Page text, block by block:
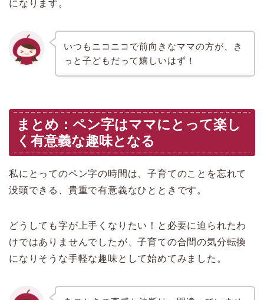
になります。
いつもニコニコで前向きなママの方が、き
っと子どもだって嬉しいはず！
まとめ：ペン字はママにとって楽し
く有意義な趣味となる
私にとってのペン字の時間は、子育てのことを忘れて
没頭できる、貴重で有意義なひとときです。
どうしても字が上手くなりたい！と必要に迫られたわ
けではありませんでしたが、子育ての合間の気分転換
になりそうな手軽な趣味として始めてみました。